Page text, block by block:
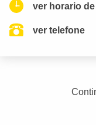
ver horario
ver telefone